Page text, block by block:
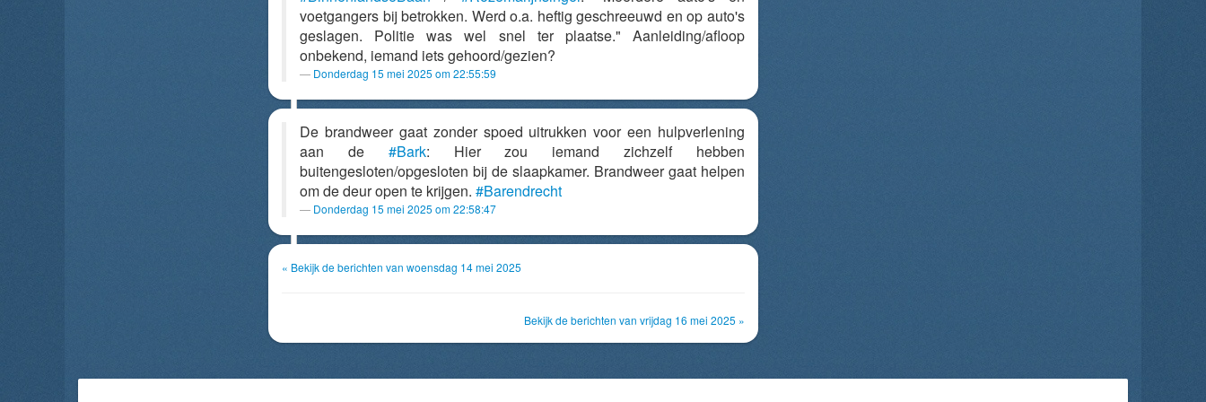
voetgangers bij betrokken. Werd o.a. heftig geschreeuwd en op auto's
geslagen. Politie was wel snel ter plaatse." Aanleiding/afloop
onbekend, iemand iets gehoord/gezien?
Donderdag 15 mei 2025 om 22:55:59
De brandweer gaat zonder spoed uitrukken voor een hulpverlening
aan de #Bark: Hier zou iemand zichzelf hebben
buitengesloten/opgesloten bij de slaapkamer. Brandweer gaat helpen
om de deur open te krijgen. #Barendrecht
Donderdag 15 mei 2025 om 22:58:47
« Bekijk de berichten van woensdag 14 mei 2025
Bekijk de berichten van vrijdag 16 mei 2025 »